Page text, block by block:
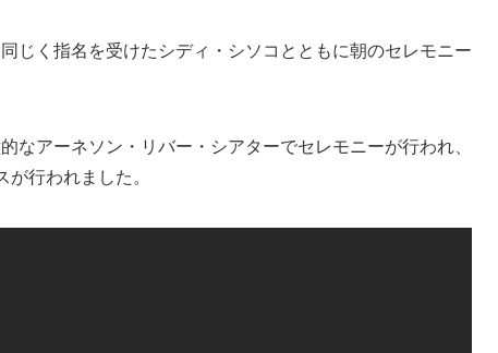
じく指名を受けたシディ・シソコとともに朝のセレモニー
なアーネソン・リバー・シアターでセレモニーが行われ、
行われました。